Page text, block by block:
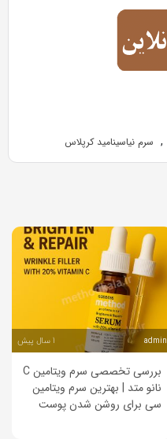
, سرم نیاسینامید کرپلاس
admin 1 سال پیش
بررسی تخصصی سرم ویتامین C
نانو متد | بهترین سرم ویتامین
سی برای روشن شدن پوست